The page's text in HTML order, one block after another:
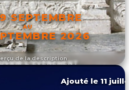
de la description
SEPTEMBRE
AU
2026
L'ÉVÉNEMENT
Ajouté le 11